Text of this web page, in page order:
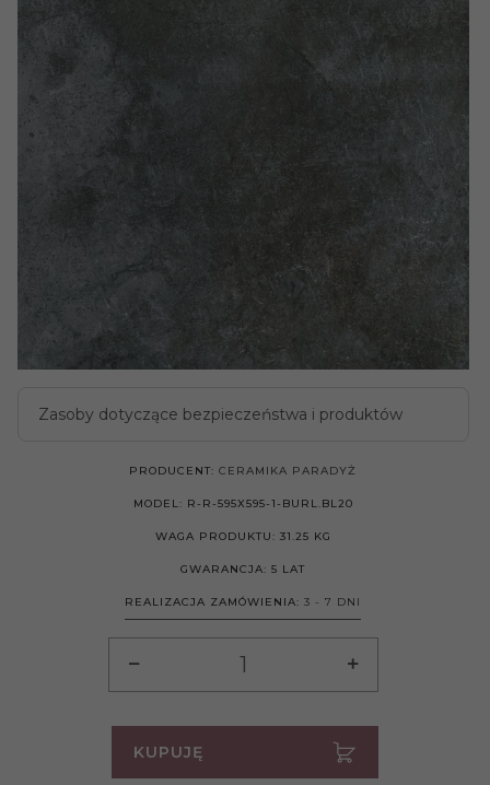
Zasoby dotyczące bezpieczeństwa i produktów
PRODUCENT:CERAMIKA PARADYŻ
MODEL: R-R-595X595-1-BURL.BL20
WAGA PRODUKTU: 31.25 KG
GWARANCJA:5 LAT
REALIZACJA ZAMÓWIENIA:3 - 7 DNI
KUPUJĘ